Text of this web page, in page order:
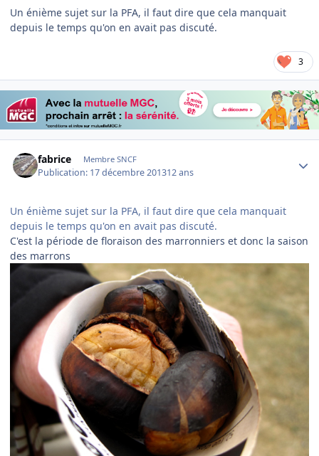
Un énième sujet sur la PFA, il faut dire que cela manquait
depuis le temps qu'on en avait pas discuté.
3
fabrice Membre SNCF
Publication: 17 décembre 201312 ans
Un énième sujet sur la PFA, il faut dire que cela manquait
depuis le temps qu'on en avait pas discuté.
C'est la période de floraison des marronniers et donc la saison
des marrons